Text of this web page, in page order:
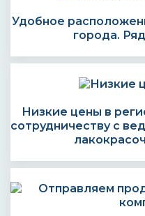
Удобное
города.
Низкие цены в
сотрудничеству с